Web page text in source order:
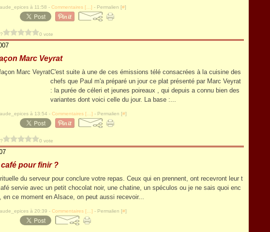
à 11:58 - Commentaires [ ] - Permalien [#]
0 vote
Marc Veyrat
C'est suite à une de ces émissions télé consacrées à la cuisine des
chefs que Paul m'a préparé un jour ce plat présenté par Marc Veyrat
: la purée de céleri et jeunes poireaux , qui depuis a connu bien des
variantes dont voici celle du jour. La base :...
à 13:54 - Commentaires [ ] - Permalien [#]
0 vote
pour finir ?
du serveur pour conclure votre repas. Ceux qui en prennent, ont recevront leur t
servie avec un petit chocolat noir, une chatine, un spéculos ou je ne sais quoi enc
en ce moment en Alsace, on peut aussi recevoir...
à 20:39 - Commentaires [ ] - Permalien [#]